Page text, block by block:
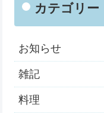
カテゴリー
お知らせ
雑記
料理